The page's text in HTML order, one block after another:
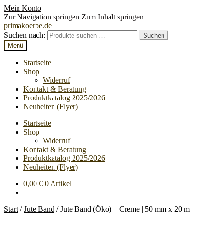
Mein Konto
Zur Navigation springen Zum Inhalt springen
primakoerbe.de
Suchen nach:
Suchen
Menü
Startseite
Shop
Widerruf
Kontakt & Beratung
Produktkatalog 2025/2026
Neuheiten (Flyer)
Startseite
Shop
Widerruf
Kontakt & Beratung
Produktkatalog 2025/2026
Neuheiten (Flyer)
0,00 € 0 Artikel
Start /Jute Band /Jute Band (Öko) – Creme | 50 mm x 20 m